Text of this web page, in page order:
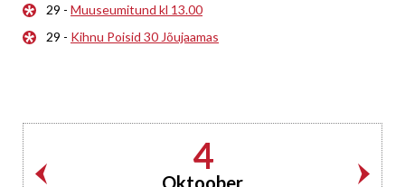
29 - Muuseumitund kl 13.00
29 - Kihnu Poisid 30 Jõujaamas
4
Oktoober